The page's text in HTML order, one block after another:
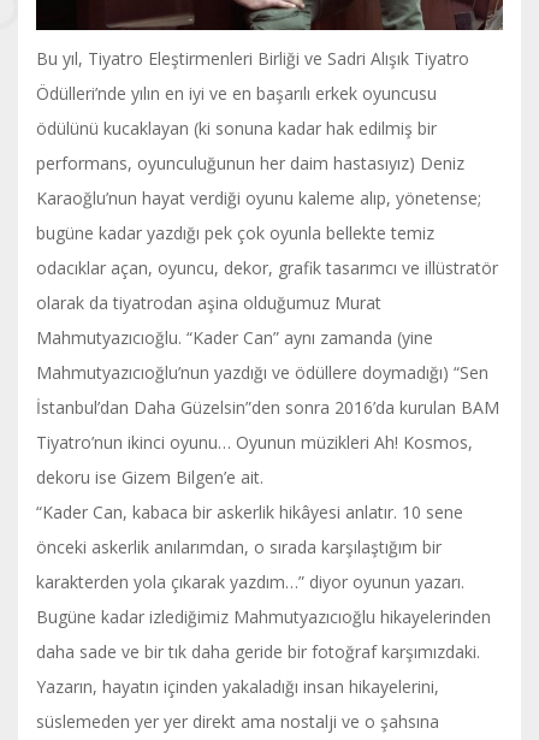
Bu yıl, Tiyatro Eleştirmenleri Birliği ve Sadri Alışık Tiyatro
Ödülleri’nde yılın en iyi ve en başarılı erkek oyuncusu
ödülünü kucaklayan (ki sonuna kadar hak edilmiş bir
performans, oyunculuğunun her daim hastasıyız) Deniz
Karaoğlu’nun hayat verdiği oyunu kaleme alıp, yönetense;
bugüne kadar yazdığı pek çok oyunla bellekte temiz
odacıklar açan, oyuncu, dekor, grafik tasarımcı ve illüstratör
olarak da tiyatrodan aşina olduğumuz Murat
Mahmutyazıcıoğlu. “Kader Can” aynı zamanda (yine
Mahmutyazıcıoğlu’nun yazdığı ve ödüllere doymadığı) “Sen
İstanbul’dan Daha Güzelsin”den sonra 2016’da kurulan BAM
Tiyatro’nun ikinci oyunu… Oyunun müzikleri Ah! Kosmos,
dekoru ise Gizem Bilgen’e ait.
“Kader Can, kabaca bir askerlik hikâyesi anlatır. 10 sene
önceki askerlik anılarımdan, o sırada karşılaştığım bir
karakterden yola çıkarak yazdım…” diyor oyunun yazarı.
Bugüne kadar izlediğimiz Mahmutyazıcıoğlu hikayelerinden
daha sade ve bir tık daha geride bir fotoğraf karşımızdaki.
Yazarın, hayatın içinden yakaladığı insan hikayelerini,
süslemeden yer yer direkt ama nostalji ve o şahsına